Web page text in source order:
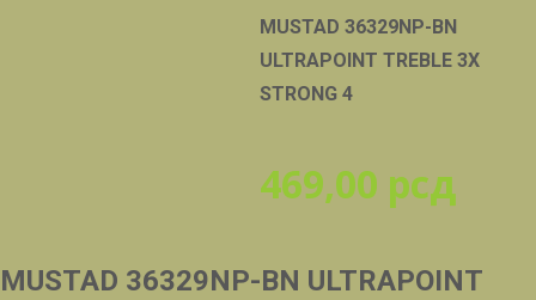
MUSTAD 36329NP-BN
ULTRAPOINT TREBLE 3X
STRONG 4
469,00 рсд
MUSTAD 36329NP-BN ULTRAPOINT